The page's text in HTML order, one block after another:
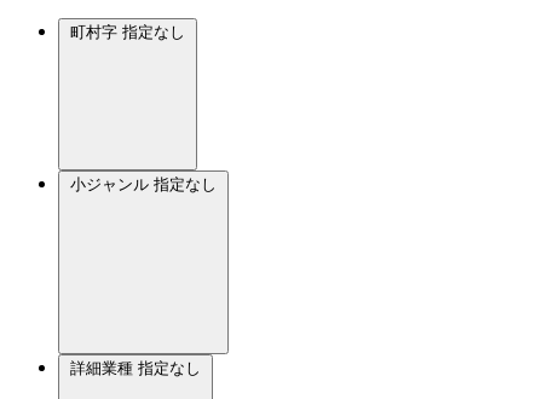
町村字 指定なし
小ジャンル 指定なし
詳細業種 指定なし